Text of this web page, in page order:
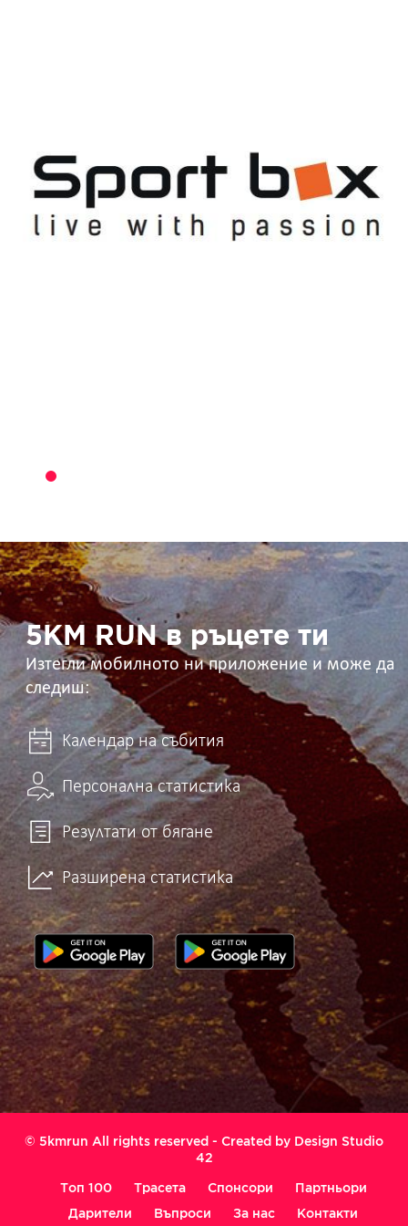
5KM
RUN
в
ръцете
ти 5KM RUN в ръцете ти
Изтегли мобилното ни приложение и може да
следиш:
Календар на събития
Персонална статистика
Резултати от бягане
Разширена статистика
© 5kmrun All rights reserved - Created by Design Studio
42
Топ 100 Трасета Спонсори
Партньори
Дарители
Въпроси За нас Контакти